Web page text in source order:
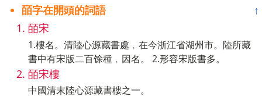
皕字在開頭的詞語
↑
皕宋
1.樓名。清陸心源藏書處﹐在今浙江省湖州市。陸所藏
書中有宋版二百馀種﹐因名。 2.形容宋版書多。
皕宋樓
中國清末陸心源藏書樓之一。